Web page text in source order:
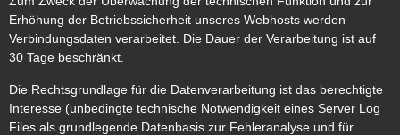
Erhöhung der Betriebssicherheit unseres Webhosts werden
Verbindungsdaten verarbeitet. Die Dauer der Verarbeitung ist auf
30 Tage beschränkt.
Die Rechtsgrundlage für die Datenverarbeitung ist das berechtigte
Interesse (unbedingte technische Notwendigkeit eines Server Log
Files als grundlegende Datenbasis zur Fehleranalyse und für